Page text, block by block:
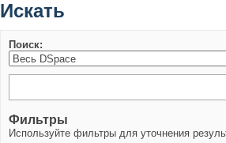
Искать
Поиск:
Фильтры
Используйте фильтры для уточнения